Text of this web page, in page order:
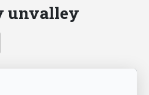
unvalley